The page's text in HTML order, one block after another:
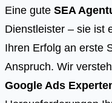
Eine gute SEA
Dienstleister – sie ist
Ihren Erfolg an erste
Anspruch. Wir
Google Ads